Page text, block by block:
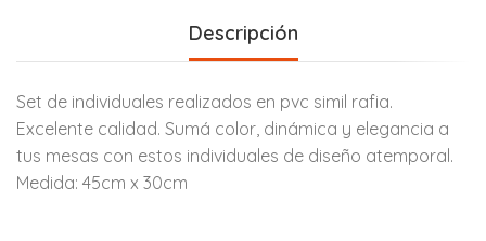
Descripción
Set de individuales realizados en pvc simil rafia.
Excelente calidad. Sumá color, dinámica y elegancia a
tus mesas con estos individuales de diseño atemporal.
Medida: 45cm x 30cm